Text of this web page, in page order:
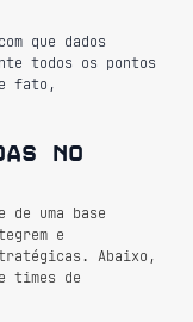
que dados
todos os pontos
fato,
no
de uma base
e
Abaixo,
times de